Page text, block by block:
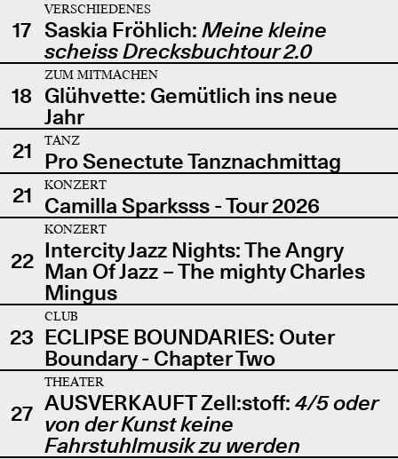
17
VERSCHIEDENES
Saskia Fröhlich: Meine kleine
scheiss Drecksbuchtour 2.0
18
ZUM MITMACHEN
Glühvette: Gemütlich ins neue
Jahr
21
TANZ
Pro Senectute Tanznachmittag
21
KONZERT
Camilla Sparksss - Tour 2026
22
KONZERT
Intercity Jazz Nights: The Angry
Man Of Jazz – The mighty Charles
Mingus
23
CLUB
ECLIPSE BOUNDARIES: Outer
Boundary - Chapter Two
27
THEATER
AUSVERKAUFT Zell:stoff: 4/5 oder
von der Kunst keine
Fahrstuhlmusik zu werden